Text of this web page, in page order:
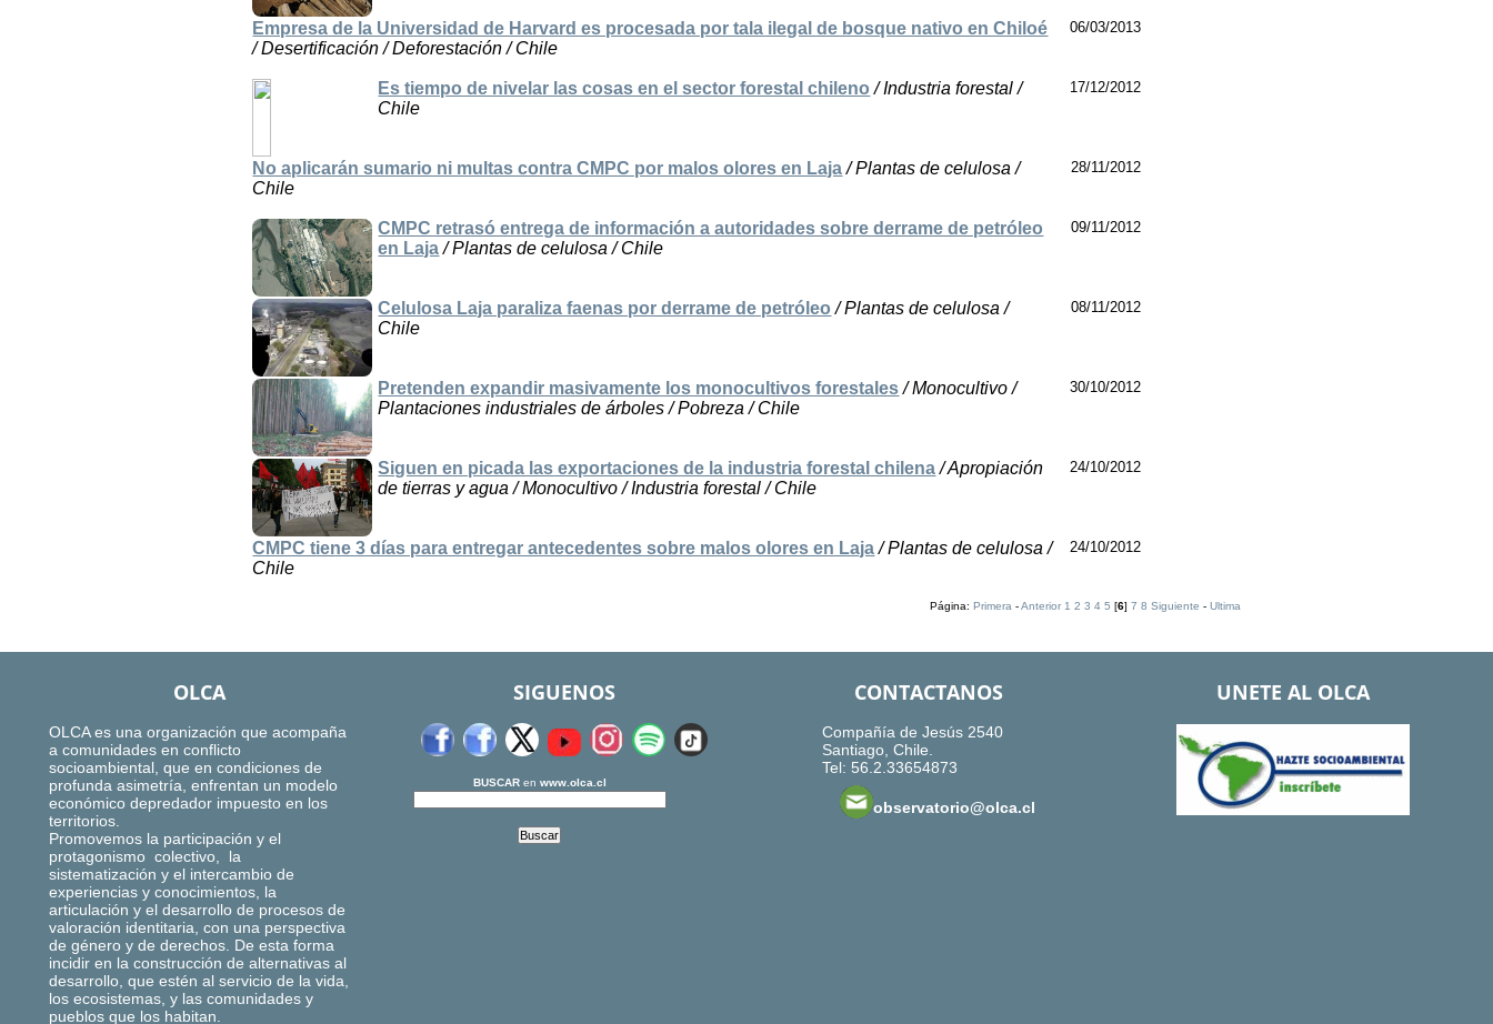
Empresa de la Universidad de Harvard es procesada por tala ilegal de bosque nativo en Chiloé
/ Desertificación / Deforestación / Chile
06/03/2013
Es tiempo de nivelar las cosas en el sector forestal chileno / Industria forestal /
Chile
17/12/2012
No aplicarán sumario ni multas contra CMPC por malos olores en Laja/ Plantas de celulosa /
Chile
28/11/2012
CMPC retrasó entrega de información a autoridades sobre derrame de petróleo
en Laja/ Plantas de celulosa / Chile
09/11/2012
Celulosa Laja paraliza faenas por derrame de petróleo / Plantas de celulosa /
Chile
08/11/2012
Pretenden expandir masivamente los monocultivos forestales/ Monocultivo /
Plantaciones industriales de árboles / Pobreza / Chile
30/10/2012
Siguen en picada las exportaciones de la industria forestal chilena/ Apropiación
de tierras y agua / Monocultivo / Industria forestal / Chile
24/10/2012
CMPC tiene 3 días para entregar antecedentes sobre malos olores en Laja/ Plantas de celulosa /
Chile
24/10/2012
Página: Primera-Anterior 1 2 3 4 5 [6] 7 8 Siguiente - Ultima
OLCA
OLCA es una organización que acompaña
a comunidades en conflicto
socioambiental, que en condiciones de
profunda asimetría, enfrentan un modelo
económico depredador impuesto en los
territorios.
Promovemos la participación y el
protagonismo colectivo, la
sistematización y el intercambio de
experiencias y conocimientos, la
articulación y el desarrollo de procesos de
valoración identitaria, con una perspectiva
de género y de derechos. De esta forma
incidir en la construcción de alternativas al
desarrollo, que estén al servicio de la vida,
los ecosistemas, y las comunidades y
pueblos que los habitan.
SIGUENOS
BUSCARen www.olca.cl
CONTACTANOS
Compañía de Jesús 2540
Santiago, Chile.
Tel: 56.2.33654873
observatorio@olca.cl
UNETE AL OLCA